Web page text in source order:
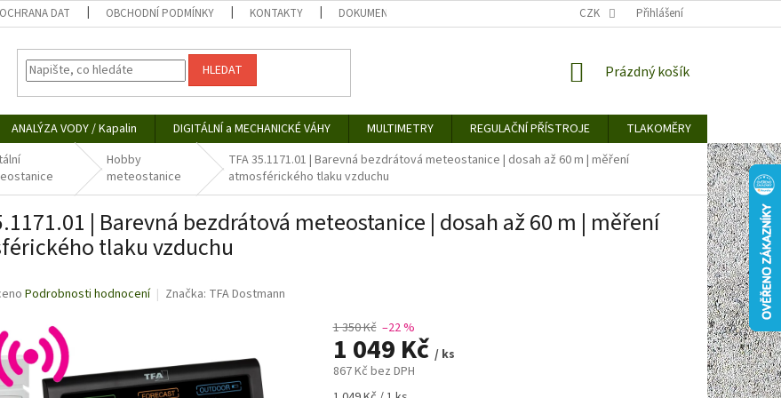
OCHRANA DAT OBCHODNÍ PODMÍNKY KONTAKTY DOKUMENTY KE STAŽENÍ CENY ZA DOPRAVU / ZPŮSOBY DORUČENÍ
CZK Přihlášení
HLEDAT
NÁKUPNÍ
Prázdný košík
ANALÝZA VODY / Kapalin DIGITÁLNÍ a MECHANICKÉ VÁHY MULTIMETRY REGULAČNÍ PŘÍSTROJE TLAKOMĚRY
Hobby
meteostanice
TFA 35.1171.01 | Barevná bezdrátová meteostanice | dosah až 60 m | měření
atmosférického tlaku vzduchu
| Barevná bezdrátová meteostanice | dosah až 60 m | měření
tlaku vzduchu
Podrobnosti hodnocení Značka: TFA Dostmann
1 350 Kč –22 %
1 049 Kč / ks
867 Kč bez DPH